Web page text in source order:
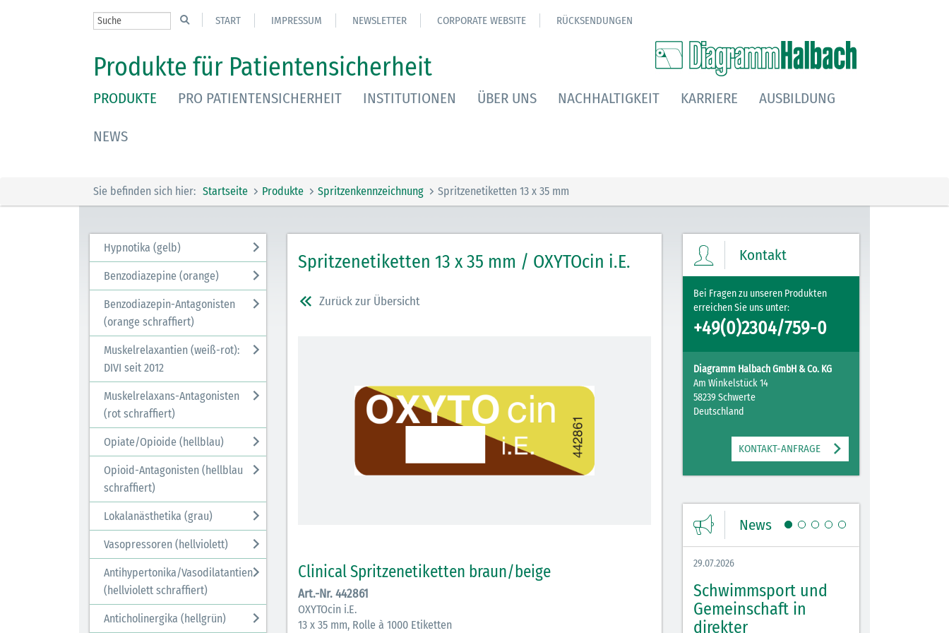
START IMPRESSUM NEWSLETTER CORPORATE WEBSITE RÜCKSENDUNGEN
Produkte für Patientensicherheit
PRODUKTE PRO PATIENTENSICHERHEIT INSTITUTIONEN ÜBER UNS NACHHALTIGKEIT KARRIERE AUSBILDUNG
NEWS
Sie befinden sich hier: Startseite Produkte Spritzenkennzeichnung Spritzenetiketten 13 x 35 mm
Hypnotika (gelb)
Benzodiazepine (orange)
Benzodiazepin-Antagonisten
(orange schraffiert)
Muskelrelaxantien (weiß-rot):
DIVI seit 2012
Muskelrelaxans-Antagonisten
(rot schraffiert)
Opiate/Opioide (hellblau)
Opioid-Antagonisten (hellblau
schraffiert)
Lokalanästhetika (grau)
Vasopressoren (hellviolett)
Antihypertonika/Vasodilatantien
(hellviolett schraffiert)
Anticholinergika (hellgrün)
Spritzenetiketten 13 x 35 mm / OXYTOcin i.E.
Zurück zur Übersicht
Clinical Spritzenetiketten braun/beige
Art.-Nr. 442861
OXYTOcin i.E.
13 x 35 mm, Rolle à 1000 Etiketten
Kontakt
Bei Fragen zu unseren Produkten
erreichen Sie uns unter:
+49(0)2304/759-0
Diagramm Halbach GmbH & Co. KG
Am Winkelstück 14
58239 Schwerte
Deutschland
KONTAKT-ANFRAGE
News
29.07.2026
Schwimmsport und
Gemeinschaft in
direkter